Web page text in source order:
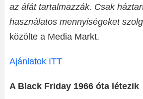
az áfát tartalmazzák. Csak
használatos mennyiségeket
közölte a Media Markt.
Ajánlatok ITT
A Black Friday 1966 óta létezik